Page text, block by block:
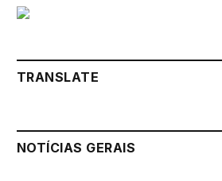
TRANSLATE
NOTÍCIAS GERAIS